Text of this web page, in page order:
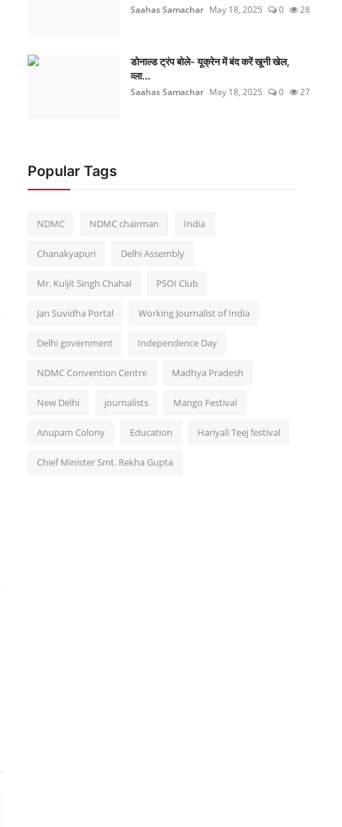
Saahas Samachar May 18, 2025 0 28
डोनाल्ड ट्रंप बोले- यूक्रेन में बंद करें खूनी खेल,
व्ला...
Saahas Samachar May 18, 2025 0 27
Popular Tags
NDMC NDMC chairman India
Chanakyapuri Delhi Assembly
Mr. Kuljit Singh Chahal PSOI Club
Jan Suvidha Portal Working Journalist of India
Delhi government Independence Day
NDMC Convention Centre Madhya Pradesh
New Delhi journalists Mango Festival
Anupam Colony Education Hariyali Teej festival
Chief Minister Smt. Rekha Gupta